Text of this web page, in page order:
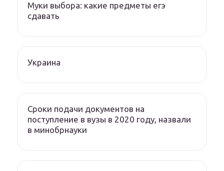
Муки выбора: какие предметы егэ
сдавать
Украина
Сроки подачи документов на
поступление в вузы в 2020 году, назвали
в минобрнауки